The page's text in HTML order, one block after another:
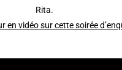
Rita.
en vidéo sur cette soirée